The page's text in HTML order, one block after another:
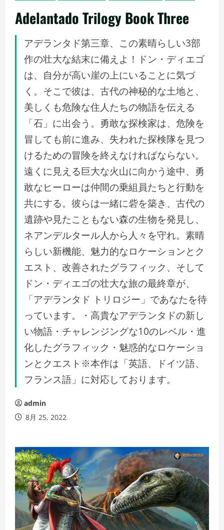
Adelantado Trilogy Book Three
アデランタド第三章、この素晴らしい3部
作の壮大な結末に備えよ！ドン・ディエゴ
は、自分が高い崖の上にいることに気づ
く。そこで彼は、古代の神秘的な土地と、
美しくも危険な住人たちの物語を伝える
「石」に出会う。勇敢な探検家は、危険を
冒しても前に進み、失われた探検隊を見つ
けるための冒険を終えなければならない。
遠くに見える巨大な火山に向かう途中、勇
敢なヒーローは仲間の乗組員たちと行動を
共にする。彼らは一緒に砦を築き、古代の
遺跡や見たこともない森の生物を発見し、
ネアンデルタール人から人々を守れ。素晴
らしい新機能、魅力的なロケーションとク
エスト、改善されたグラフィック、そして
ドン・ディエゴの壮大な旅の最終章が、
「アデランタド トリロジー」であなたを待
っています。・高貴なアデランタドの新し
い物語・チャレンジングな10のレベル・進
化したグラフィック・魅惑的なロケーショ
ンとクエスト※本作は「英語、ドイツ語、
フランス語」に対応しております。
admin
8月 25, 2022